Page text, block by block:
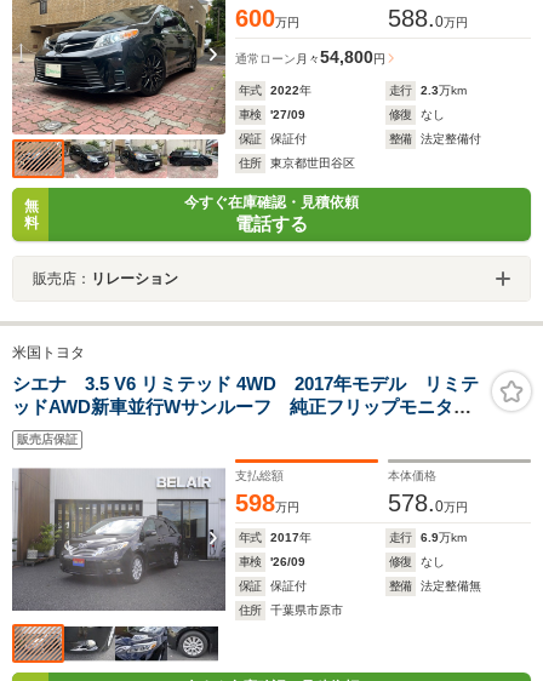
600万円 588.0万円
通常ローン 月々54,800円
年式 2022年 走行 2.3万km
車検
'27/09 修復
なし
保証
保証付 整備
法定整備付
住所
東京都世田谷区
無
料
今すぐ在庫確認・見積依頼
電話する
販売店： リレーション
米国トヨタ
シエナ 3.5 V6 リミテッド 4WD 2017年モデル リミテ
ッドAWD新車並行Wサンルーフ 純正フリップモニター
電動格納ミラー両側パワースライドドア シートヒータ
ーベンチレート電動リアゲート JBLアルパイン9イン
チTV ナビ ETC
販売店保証
支払総額
598万円
本体価格
578.0万円
年式 2017年 走行 6.9万km
車検
'26/09 修復
なし
保証
保証付 整備
法定整備無
住所
千葉県市原市